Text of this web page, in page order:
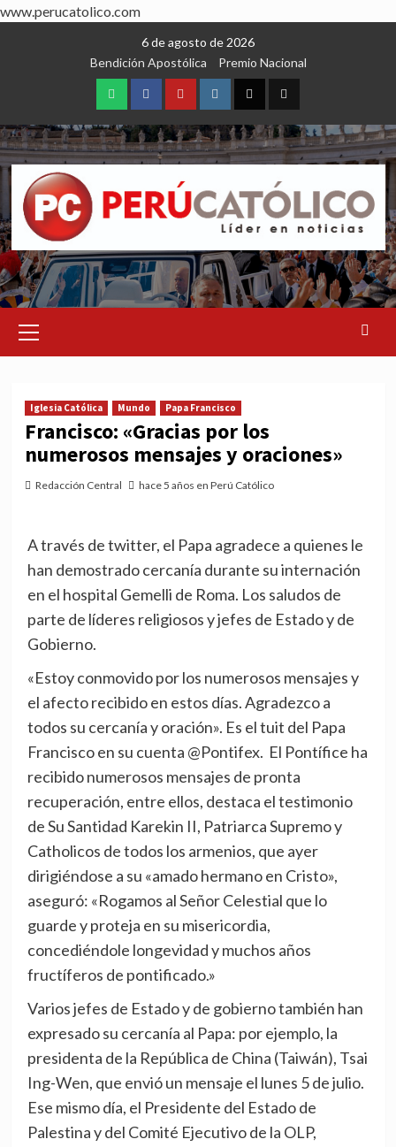
www.perucatolico.com
6 de agosto de 2026
Bendición Apostólica
Premio Nacional
WhatsAppFacebookYoutubeInstagram
X TikTok
Menu
Iglesia Católica Mundo Papa Francisco
Francisco: «Gracias por los
numerosos mensajes y oraciones»
Redacción Central hace 5 años en Perú Católico
A través de twitter, el Papa agradece a quienes le
han demostrado cercanía durante su internación
en el hospital Gemelli de Roma. Los saludos de
parte de líderes religiosos y jefes de Estado y de
Gobierno.
«Estoy conmovido por los numerosos mensajes y
el afecto recibido en estos días. Agradezco a
todos su cercanía y oración». Es el tuit del Papa
Francisco en su cuenta @Pontifex. El Pontífice ha
recibido numerosos mensajes de pronta
recuperación, entre ellos, destaca el testimonio
de Su Santidad Karekin II, Patriarca Supremo y
Catholicos de todos los armenios, que ayer
dirigiéndose a su «amado hermano en Cristo»,
aseguró: «Rogamos al Señor Celestial que lo
guarde y proteja en su misericordia,
concediéndole longevidad y muchos años
fructíferos de pontificado.»
Varios jefes de Estado y de gobierno también han
expresado su cercanía al Papa: por ejemplo, la
presidenta de la República de China (Taiwán), Tsai
Ing-Wen, que envió un mensaje el lunes 5 de julio.
Ese mismo día, el Presidente del Estado de
Palestina y del Comité Ejecutivo de la OLP,